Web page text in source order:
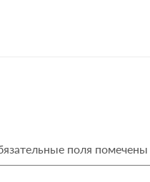
поля помечены